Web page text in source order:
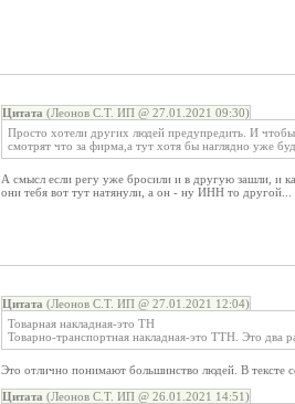
Цитата (Леонов С.Т. ИП @ 27.01.2021 09:30)
Просто хотели других людей предупредить. И
смотрят что за фирма,а тут хотя бы наглядно уже
А смысл если регу уже бросили и в другую зашли, и
они тебя вот тут натянули, а он - ну ИНН то другой...
Цитата (Леонов С.Т. ИП @ 27.01.2021 12:04)
Товарная накладная-это ТН
Товарно-транспортная накладная-это ТТН. Это два
Это отлично понимают большинство людей. В
Цитата (Леонов С.Т. ИП @ 26.01.2021 14:51)